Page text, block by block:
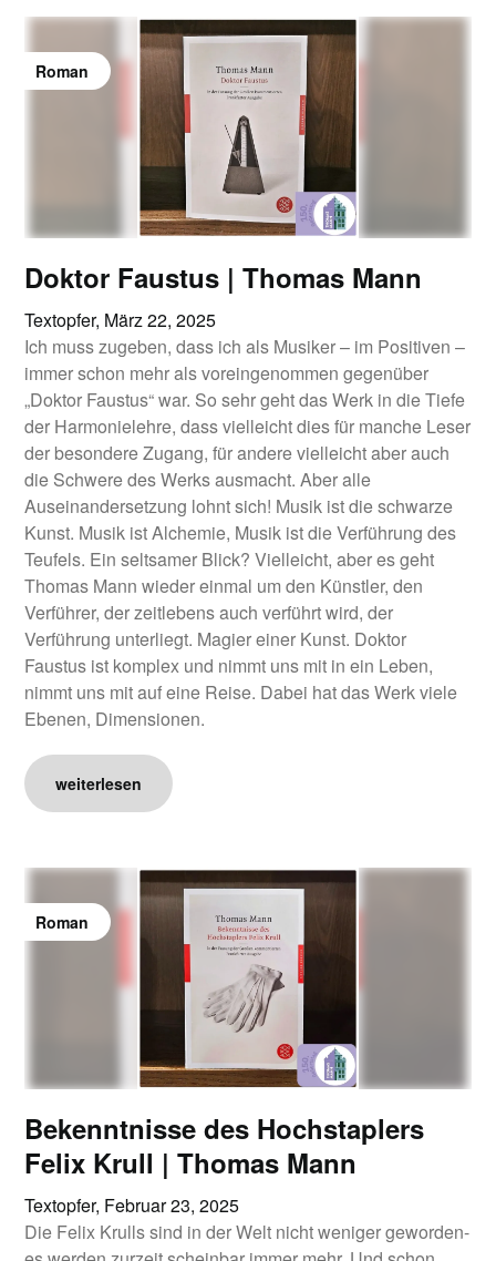
Roman
Doktor Faustus | Thomas Mann
Textopfer, März 22, 2025
Ich muss zugeben, dass ich als Musiker – im Positiven –
immer schon mehr als voreingenommen gegenüber
„Doktor Faustus“ war. So sehr geht das Werk in die Tiefe
der Harmonielehre, dass vielleicht dies für manche Leser
der besondere Zugang, für andere vielleicht aber auch
die Schwere des Werks ausmacht. Aber alle
Auseinandersetzung lohnt sich! Musik ist die schwarze
Kunst. Musik ist Alchemie, Musik ist die Verführung des
Teufels. Ein seltsamer Blick? Vielleicht, aber es geht
Thomas Mann wieder einmal um den Künstler, den
Verführer, der zeitlebens auch verführt wird, der
Verführung unterliegt. Magier einer Kunst. Doktor
Faustus ist komplex und nimmt uns mit in ein Leben,
nimmt uns mit auf eine Reise. Dabei hat das Werk viele
Ebenen, Dimensionen.
weiterlesen
Roman
Bekenntnisse des Hochstaplers
Felix Krull | Thomas Mann
Textopfer, Februar 23, 2025
Die Felix Krulls sind in der Welt nicht weniger geworden-